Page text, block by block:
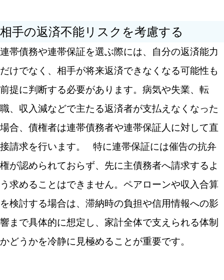
相手の返済不能リスクを考慮する
連帯債務や連帯保証を選ぶ際には、自分の返済能力
だけでなく、相手が将来返済できなくなる可能性も
前提に判断する必要があります。病気や失業、転
職、収入減などで主たる返済者が支払えなくなった
場合、債権者は連帯債務者や連帯保証人に対して直
接請求を行います。
特に連帯保証には催告の抗弁
権が認められておらず、先に主債務者へ請求するよ
う求めることはできません。ペアローンや収入合算
を検討する場合は、滞納時の負担や信用情報への影
響まで具体的に想定し、家計全体で支えられる体制
かどうかを冷静に見極めることが重要です。